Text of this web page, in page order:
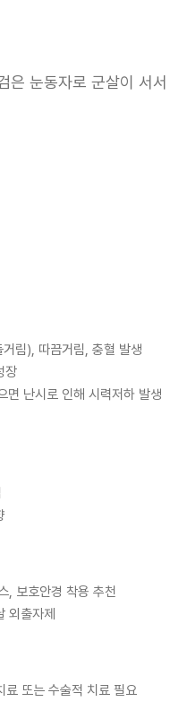
은 눈동자로 군살이 서서
림), 따끔거림, 충혈 발생
장
면 난시로 인해 시력저하 발생
, 보호안경 착용 추천
외출자제
료 또는 수술적 치료 필요